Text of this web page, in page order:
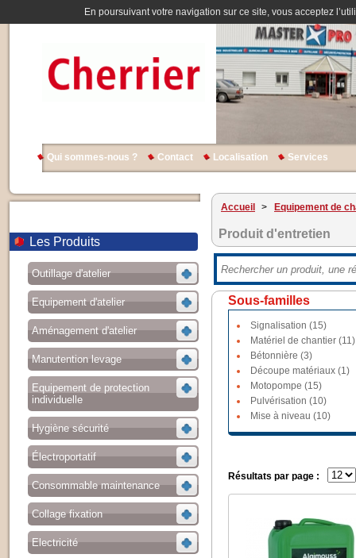
En poursuivant votre navigation sur ce site, vous acceptez
Qui sommes-nous ? Contact Localisation Services
Les Produits
Outillage d'atelier
Equipement d'atelier
Aménagement d'atelier
Manutention levage
Equipement de protection
individuelle
Hygiène sécurité
Électroportatif
Consommable maintenance
Collage fixation
Electricité
Accueil > Equipement de
Produit d'entretien
Sous-familles
Signalisation (15)
Matériel de chantier (11)
Bétonnière (3)
Découpe matériaux (1)
Motopompe (15)
Pulvérisation (10)
Mise à niveau (10)
Résultats par page :